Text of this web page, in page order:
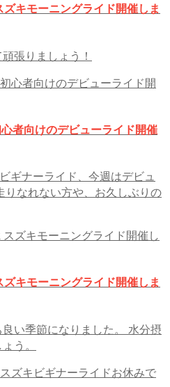
キモーニングライド開催しま
張りましょう！
者向けのデビューライド開催
ギナーライド、今週はデビュ
りなれない方や、お久しぶりの
キモーニングライド開催しま
い季節になりました。 水分摂
う。